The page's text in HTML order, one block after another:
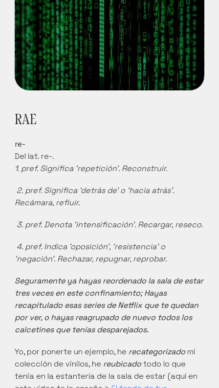
RAE
re-
Del lat. re-.
1. pref. Significa ‘repetición’. Reconstruir.
2. pref. Significa ‘detrás de’ o ‘hacia atrás’.
Recámara, refluir.
3. pref. Denota ‘intensificación’. Recargar, reseco.
4. pref. Indica ‘oposición’, ‘resistencia’ o
‘negación’. Rechazar, repugnar, reprobar.
Seguramente ya hayas reordenado la sala de estar
tres veces en este confinamiento; Hayas
recapitulado esas series de Netflix que te quedan
por ver, o hayas reagrupado de nuevo todos los
calcetines que tenías desparejados.
Yo, por ponerte un ejemplo, he recategorizado mi
colección de vinilos, he reubicado todo lo que
tenia en la estantería de la sala de estar (aquí en